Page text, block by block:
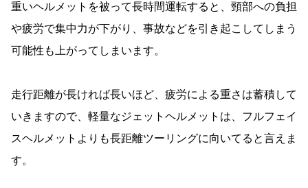
重いヘルメットを被って長時間運転すると、頸部への負担
や疲労で集中力が下がり、事故などを引き起こしてしまう
可能性も上がってしまいます。
走行距離が長ければ長いほど、疲労による重さは蓄積して
いきますので、軽量なジェットヘルメットは、フルフェイ
スヘルメットよりも長距離ツーリングに向いてると言えま
す。